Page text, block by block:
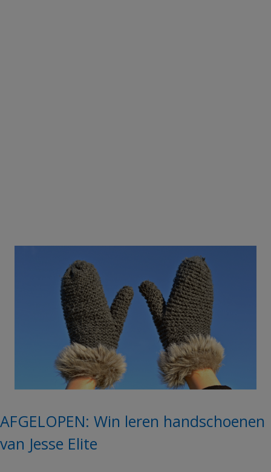
AFGELOPEN: Win leren handschoenen
van Jesse Elite